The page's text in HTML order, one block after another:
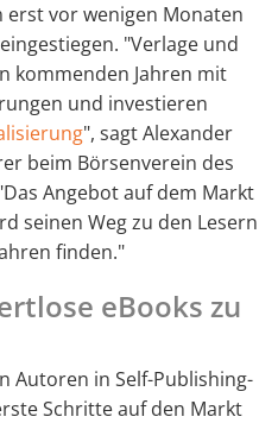
erst vor wenigen Monaten
"Verlage und
kommenden Jahren mit
und investieren
", sagt Alexander
beim Börsenverein des
Angebot auf dem Markt
seinen Weg zu den Lesern
finden."
eBooks zu
Autoren in Self-Publishing-
Schritte auf den Markt